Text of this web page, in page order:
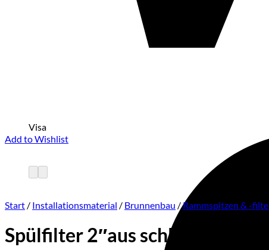
Visa
Add to Wishlist
Start / Installationsmaterial / Brunnenbau /Rammspitzen & -
Spülfilter 2″aus schlagfestem